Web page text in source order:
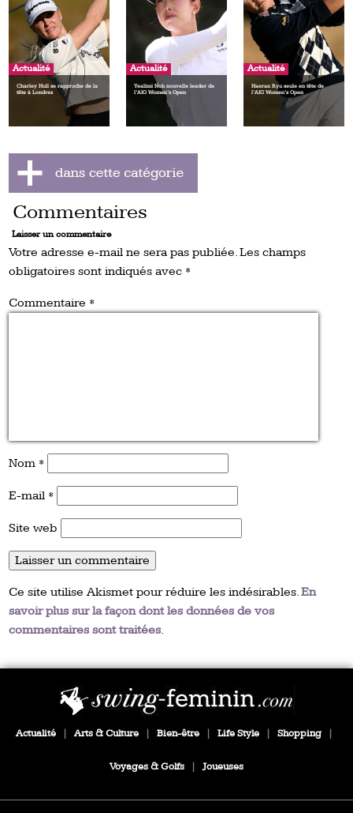
Actualité
Charley Hull se rapproche de la
tête à Londres
Actualité
Yealimi Noh nouvelle leader de
l’AIG Women’s Open
Actualité
Haeran Ryu seule en tête de
l’AIG Women’s Open
Commentaires
Laisser un commentaire
Votre adresse e-mail ne sera pas publiée.Les champs
obligatoires sont indiqués avec *
Commentaire *
Nom *
E-mail *
Site web
Ce site utilise Akismet pour réduire les indésirables.En
savoir plus sur la façon dont les données de vos
commentaires sont traitées.
Actualité | Arts & Culture | Bien-être | Life Style | Shopping |
Voyages & Golfs | Joueuses